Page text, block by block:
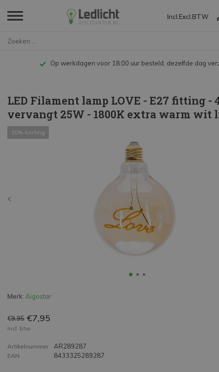
Incl. Excl. BTW
Op werkdagen voor 18:00 uur besteld, dezelfde dag
LED Filament lamp LOVE - E27 fitting -
vervangt 25W - 1800K extra warm wit
20% korting
Merk: Aigostar
€9,95 €7,95
Incl. btw
Artikelnummer AR289287
EAN 8433325289287